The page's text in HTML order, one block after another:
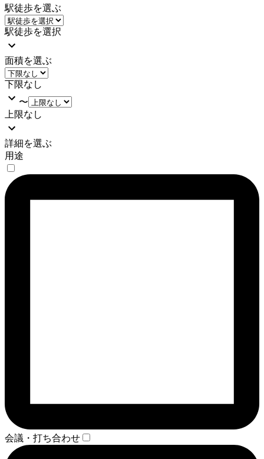
駅徒歩を選ぶ
駅徒歩を選択
面積を選ぶ
下限なし
〜
上限なし
詳細を選ぶ
用途
会議・打ち合わせ